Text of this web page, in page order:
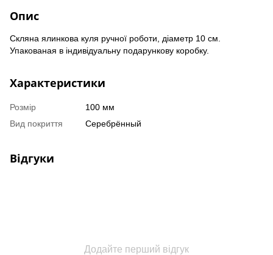
Опис
Скляна ялинкова куля ручної роботи, діаметр 10 см.
Упакованая в індивідуальну подарункову коробку.
Характеристики
Розмір
100 мм
Вид покриття
Серебрённый
Відгуки
Додайте перший відгук